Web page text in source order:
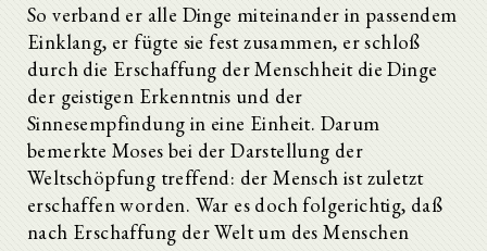
So verband er alle Dinge miteinander in passendem
Einklang, er fügte sie fest zusammen, er schloß
durch die Erschaffung der Menschheit die Dinge
der geistigen Erkenntnis und der
Sinnesempfindung in eine Einheit. Darum
bemerkte Moses bei der Darstellung der
Weltschöpfung treffend: der Mensch ist zuletzt
erschaffen worden. War es doch folgerichtig, daß
nach Erschaffung der Welt um des Menschen